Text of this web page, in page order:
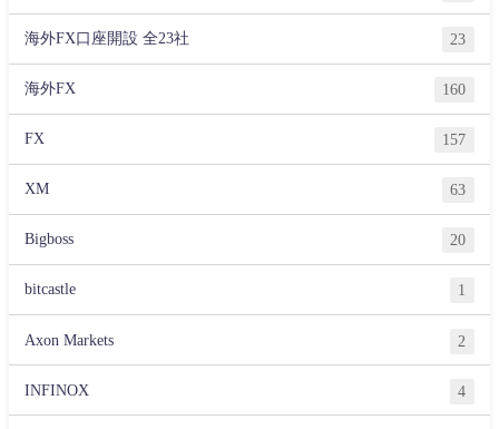
海外FX口座開設 全23社 23
海外FX 160
FX 157
XM 63
Bigboss 20
bitcastle 1
Axon Markets 2
INFINOX 4